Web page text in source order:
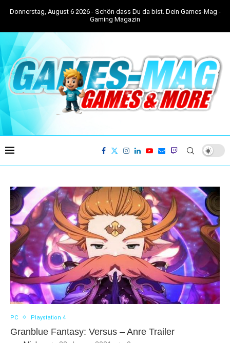
Donnerstag, August 6 2026 - Schön dass Du da bist. Dein Games-Mag -
Gaming Magazin
PC Playstation 4
Granblue Fantasy: Versus – Anre Trailer